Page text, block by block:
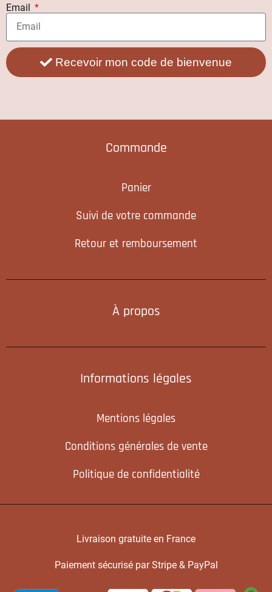
Email
Recevoir mon code de bienvenue
Commande
Panier
Suivi de votre commande
Retour et remboursement
À propos
Informations légales
Mentions légales
Conditions générales de vente
Politique de confidentialité
Livraison gratuite en France
Paiement sécurisé par Stripe & PayPal